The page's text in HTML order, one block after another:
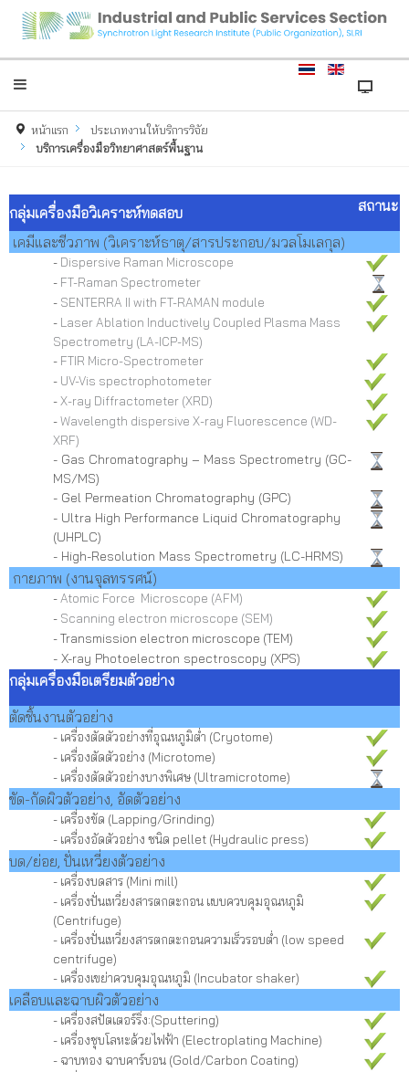
หน้าแรก
ประเภทงานให้บริการวิจัย
บริการเครื่องมือวิทยาศาสตร์พื้นฐาน
กลุ่มเครื่องมือวิเคราะห์ทดสอบ
สถานะ
เคมีและชีวภาพ (วิเคราะห์ธาตุ/สารประกอบ/มวลโมเลกุล)
- Dispersive Raman Microscope
- FT-Raman Spectrometer
- SENTERRA II with FT-RAMAN module
- Laser Ablation Inductively Coupled Plasma Mass
Spectrometry (LA-ICP-MS)
- FTIR Micro-Spectrometer
- UV-Vis spectrophotometer
-X-ray Diffractometer (XRD)
-Wavelength dispersive X-ray Fluorescence (WD-
XRF)
- Gas Chromatography – Mass Spectrometry (GC-
MS/MS)
- Gel Permeation Chromatography (GPC)
- Ultra High Performance Liquid Chromatography
(UHPLC)
- High-Resolution Mass Spectrometry (LC-HRMS)
กายภาพ (งานจุลทรรศน์)
-Atomic Force Microscope (AFM)
- Scanning electron microscope (SEM)
- Transmission electron microscope (TEM)
- X-ray Photoelectron spectroscopy (XPS)
กลุ่มเครื่องมือเตรียมตัวอย่าง
ตัดชิ้นงานตัวอย่าง
- เครื่องตัดตัวอย่างที่อุณหภูมิต่ำ (Cryotome)
- เครื่องตัดตัวอย่าง (Microtome)
- เครื่องตัดตัวอย่างบางพิเศษ (Ultramicrotome)
ขัด-กัดผิวตัวอย่าง, อัดตัวอย่าง
- เครื่องขัด (Lapping/Grinding)
- เครื่องอัดตัวอย่าง ชนิด pellet (Hydraulic press)
บด/ย่อย, ปั่นเหวี่ยงตัวอย่าง
- เครื่องบดสาร (Mini mill)
- เครื่องปั่นเหวี่ยงสารตกตะกอน แบบควบคุมอุณหภูมิ
(Centrifuge)
- เครื่องปั่นเหวี่ยงสารตกตะกอนความเร็วรอบต่ำ (low speed
centrifuge)
- เครื่องเขย่าควบคุมอุณหภูมิ (Incubator shaker)
เคลือบและฉาบผิวตัวอย่าง
- เครื่องสปัตเตอร์ริ่ง:(Sputtering)
- เครื่องชุบโลหะด้วยไฟฟ้า (Electroplating Machine)
- ฉาบทอง ฉาบคาร์บอน (Gold/Carbon Coating)